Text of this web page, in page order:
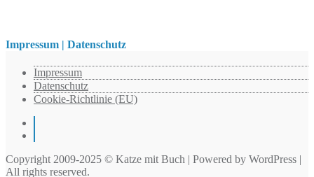
Impressum | Datenschutz
Impressum
Datenschutz
Cookie-Richtlinie (EU)
Copyright 2009-2025 © Katze mit Buch | Powered by WordPress |
All rights reserved.